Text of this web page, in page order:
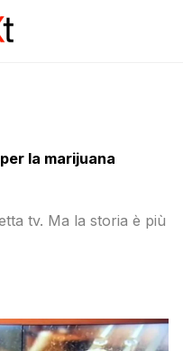
la marijuana
tv. Ma la storia è più